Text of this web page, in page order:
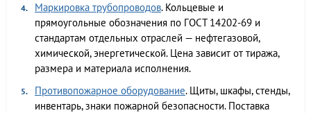
Маркировка трубопроводов. Кольцевые и
прямоугольные обозначения по ГОСТ 14202-69 и
стандартам отдельных отраслей — нефтегазовой,
химической, энергетической. Цена зависит от тиража,
размера и материала исполнения.
Противопожарное оборудование. Щиты, шкафы, стенды,
инвентарь, знаки пожарной безопасности. Поставка